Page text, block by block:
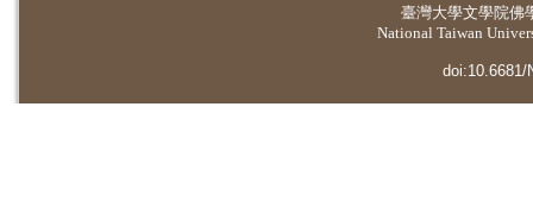
臺灣大學文學院佛
National Taiwan
doi:10.6681/